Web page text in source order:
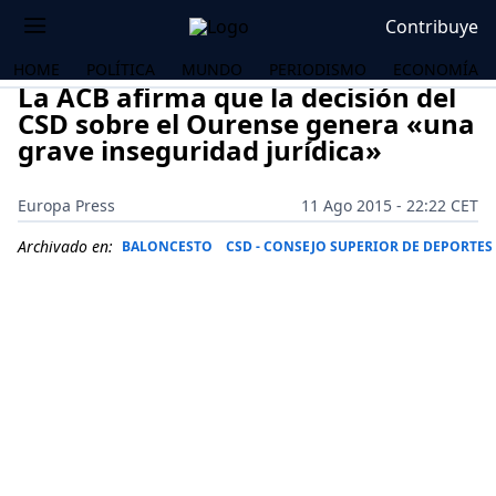
Contribuye
HOME POLÍTICA MUNDO PERIODISMO ECONOMÍA
La ACB afirma que la decisión del
CSD sobre el Ourense genera «una
grave inseguridad jurídica»
Europa Press
11 Ago 2015 - 22:22 CET
Archivado en: BALONCESTO CSD - CONSEJO SUPERIOR DE DEPORTES